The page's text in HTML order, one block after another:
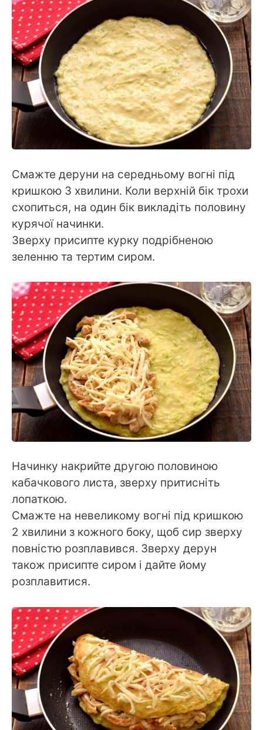
Смажте деруни на середньому вогні під
кришкою 3 хвилини. Коли верхній бік трохи
схопиться, на один бік викладіть половину
курячої начинки.
Зверху присипте курку подрібненою
зеленню та тертим сиром.
Начинку накрийте другою половиною
кабачкового листа, зверху притисніть
лопаткою.
Смажте на невеликому вогні під кришкою
2 хвилини з кожного боку, щоб сир зверху
повністю розплавився. Зверху дерун
також присипте сиром і дайте йому
розплавитися.